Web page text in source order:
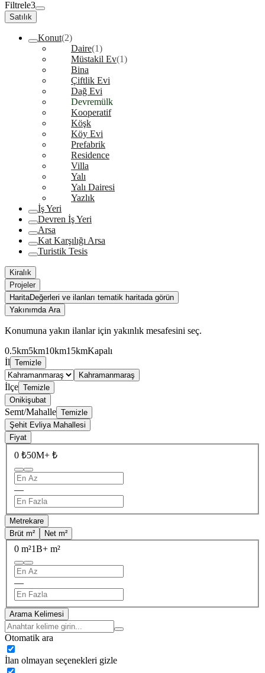
Filtrele3
Satılık
Konut(2)
Daire(1)
Müstakil Ev(1)
Bina
Çiftlik Evi
Dağ Evi
Devremülk
Kooperatif
Köşk
Köy Evi
Prefabrik
Residence
Villa
Yalı
Yalı Dairesi
Yazlık
İş Yeri
Devren İş Yeri
Arsa
Kat Karşılığı Arsa
Turistik Tesis
Kiralık
Projeler
HaritaDeğerleri ve ilanları tematik haritada görün
Yakınımda Ara
Konumuna yakın ilanlar için yakınlık mesafesini seç.
0.5km5km10km15kmKapalı
İl Temizle
Kahramanmaraş
İlçe Temizle
Onikişubat
Semt/Mahalle Temizle
Şehit Evliya Mahallesi
Fiyat
0 ₺50M+ ₺
—
Metrekare
Brüt m²
Net m²
0 m²1B+ m²
—
Arama Kelimesi
Otomatik ara
İlan olmayan seçenekleri gizle